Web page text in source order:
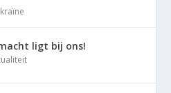
ligt bij ons!